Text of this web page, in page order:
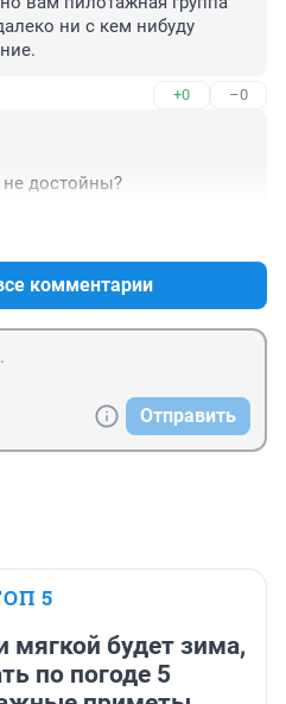
ни с кем нибуду
+0 –0
достойны?
комментарии
Отправить
5
мягкой будет зима,
по погоде 5